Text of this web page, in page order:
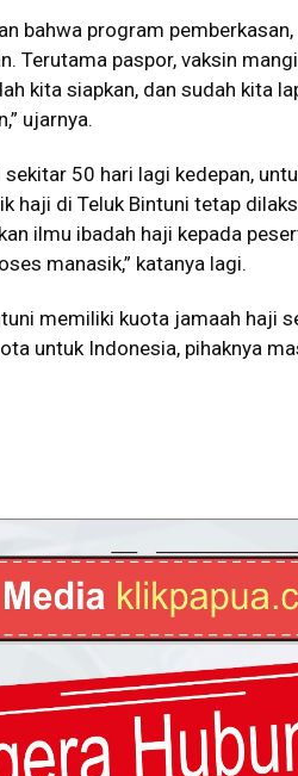
bahwa program pemberkasan,
Terutama paspor, vaksin
kita siapkan, dan sudah kita
ujarnya.
50 hari lagi kedepan,
di Teluk Bintuni tetap
ilmu ibadah haji kepada
manasik,” katanya lagi.
memiliki kuota jamaah haji
untuk Indonesia, pihaknya